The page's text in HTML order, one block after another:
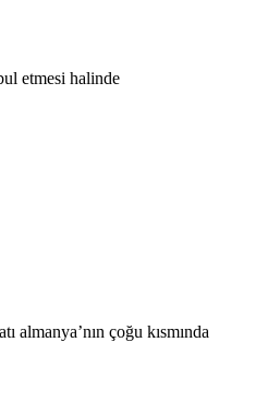
etmesi halinde
almanya’nın çoğu kısmında